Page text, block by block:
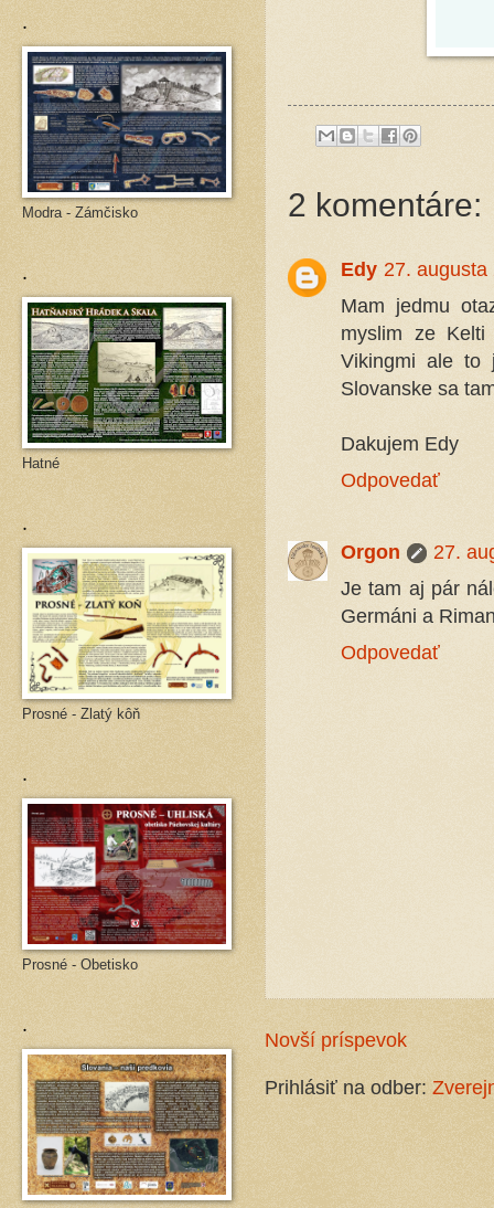
2 komentáre:
Edy 27. augusta
Mam jedmu
myslim ze
Vikingmi ale to
Slovanske sa
Dakujem Edy
Odpovedať
Orgon
27.
Je tam aj pár
Germáni a
Odpovedať
Novší príspevok
Prihlásiť na odber:
.
Modra - Zámčisko
.
Hatné
.
Prosné - Zlatý kôň
.
Prosné - Obetisko
.